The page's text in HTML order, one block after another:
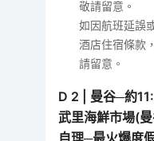
敬請留意。
如因航班延誤
酒店住宿條款
請留意。
D 2
曼谷─約
武里海鮮市場(
自理─最火爆度